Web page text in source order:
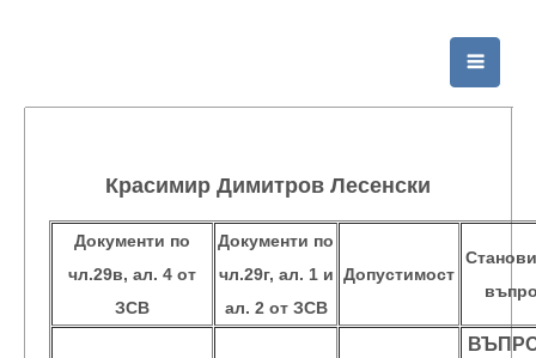
Красимир Димитров Лесенски
Документи по
чл.29в, ал. 4 от
ЗСВ
Документи по
чл.29г, ал. 1 и
ал. 2 от ЗСВ
Допустимост